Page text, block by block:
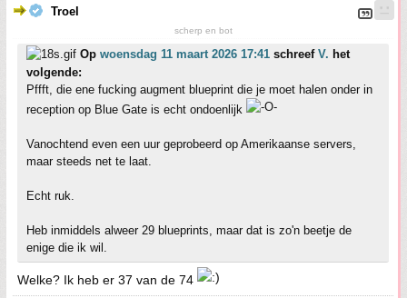
Troel
scherp en bot
Op woensdag 11 maart 2026 17:41 schreef V. het
volgende:
Pffft, die ene fucking augment blueprint die je moet halen onder in
reception op Blue Gate is echt ondoenlijk
Vanochtend even een uur geprobeerd op Amerikaanse servers,
maar steeds net te laat.
Echt ruk.
Heb inmiddels alweer 29 blueprints, maar dat is zo'n beetje de
enige die ik wil.
Welke? Ik heb er 37 van de 74